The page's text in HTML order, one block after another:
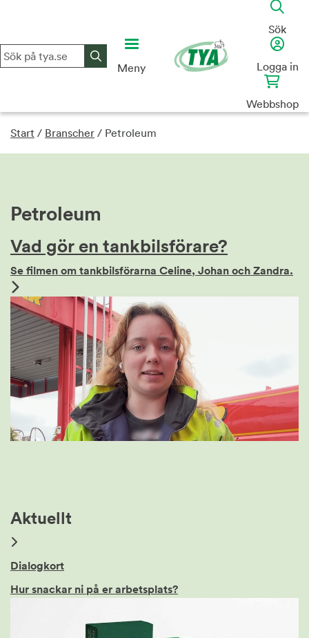
content
Meny
Sök
Logga in
Webbshop
Start / Branscher / Petroleum
Petroleum
Vad gör en tankbilsförare?
Se filmen om tankbilsförarna Celine, Johan och Zandra.
Aktuellt
Dialogkort
Hur snackar ni på er arbetsplats?